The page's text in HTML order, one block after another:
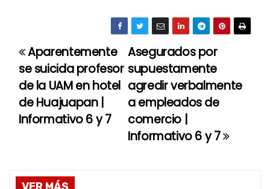
N
a
v
a
Asegurados por
supuestamente
agredir verbalmente
a empleados de
comercio |
Informativo 6 y 7
Aparentemente
se suicida profesor
de la UAM en hotel
de Huajuapan |
Informativo 6 y 7